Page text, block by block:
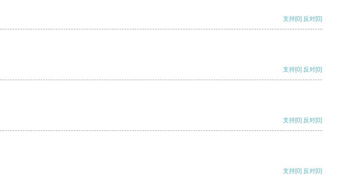
支持[0] 反对[0]
支持[0] 反对[0]
支持[0] 反对[0]
支持[0] 反对[0]